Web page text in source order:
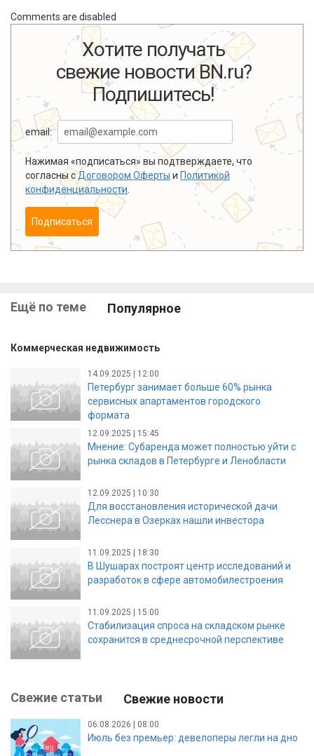
Comments are disabled
Хотите получать
свежие новости BN.ru?
Подпишитесь!
email:
Нажимая «подписаться» вы подтверждаете, что
согласны сДоговором Оферты и Политикой
конфиденциальности
Подписаться
Ещё по теме Популярное
Коммерческая недвижимость
14.09.2025 | 12:00
Петербург занимает больше 60% рынка
сервисных апартаментов городского
формата
12.09.2025 | 15:45
Мнение: Субаренда может полностью уйти с
рынка складов в Петербурге и Ленобласти
12.09.2025 | 10:30
Для восстановления исторической дачи
Лесснера в Озерках нашли инвестора
11.09.2025 | 18:30
В Шушарах построят центр исследований и
разработок в сфере автомобилестроения
11.09.2025 | 15:00
Стабилизация спроса на складском рынке
сохранится в среднесрочной перспективе
Свежие статьи Свежие новости
06.08.2026 | 08:00
Июль без премьер: девелоперы легли на дно